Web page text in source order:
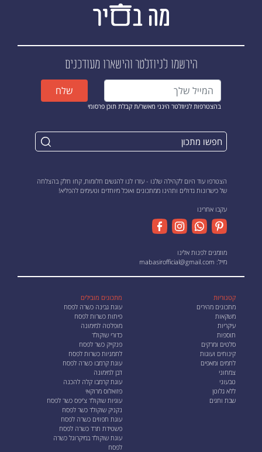
הירשמו לניוזלטרוהישארו מעודכנים
בהצטרפות לניוזלטר הינני מאשר/ת קבלת תוכן פרסומי
שלח
הצטרפו עוד היום לקהילה שלנו - עזרו לנו להגשים חלומות, קחו חלק בהצלחה
של כישרונות גדולים ותהינו ממתכונים ואוכל מיוחדים וטעימים להפליא!
עקבו אחרינו
מוזמנים לפנות אלינו
מייל: mabasirofficial@gmail.com
קטגוריות
מתכונים מהירים
משקאות
עיקריות
תוספות
סלטים ומרקים
קינוחים ועוגות
לחמים ומאפים
צמחוני
טבעוני
ללא גלוטן
שבת וחגים
מתכונים מובילים
עוגת גבינה כשרה לפסח
פיתות כשרות לפסח
מופלטה למימונה
כדורי שוקולד
פנקייק כשר לפסח
לחמניות כשרות לפסח
עוגת קרמבו כשרה לפסח
ז'בן למימונה
עוגת קרמבו קלה להכנה
פזואלוס מרוקאי
עוגיות שוקולד צ'יפס כשר לפסח
נקניק שוקולד כשר לפסח
עוגת תפוזים כשרה לפסח
פשטידת תרד כשרה לפסח
עוגת שוקולד במיקרוגל כשרה
לפסח